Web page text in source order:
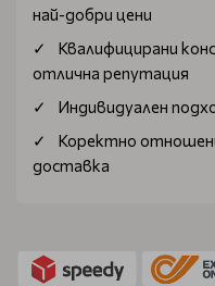
най-добри цени
Квалифицирани
отлична репутация
Индивидуален
Коректно
доставка